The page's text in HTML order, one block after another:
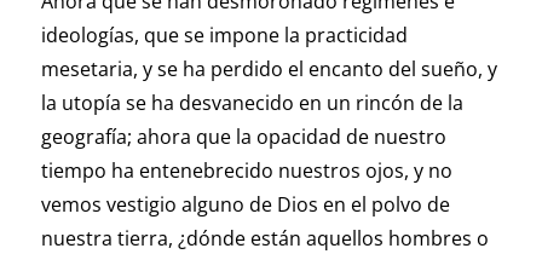
ideologías, que se impone la practicidad
mesetaria, y se ha perdido el encanto del sueño, y
la utopía se ha desvanecido en un rincón de la
geografía; ahora que la opacidad de nuestro
tiempo ha entenebrecido nuestros ojos, y no
vemos vestigio alguno de Dios en el polvo de
nuestra tierra, ¿dónde están aquellos hombres o